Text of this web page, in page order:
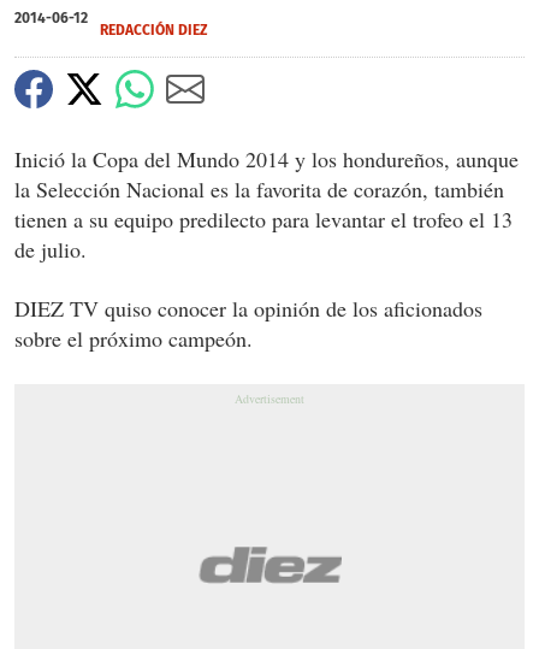
2014-06-12
REDACCIÓN DIEZ
Inició la Copa del Mundo 2014 y los hondureños, aunque
la Selección Nacional es la favorita de corazón, también
tienen a su equipo predilecto para levantar el trofeo el 13
de julio.
DIEZ TV quiso conocer la opinión de los aficionados
sobre el próximo campeón.